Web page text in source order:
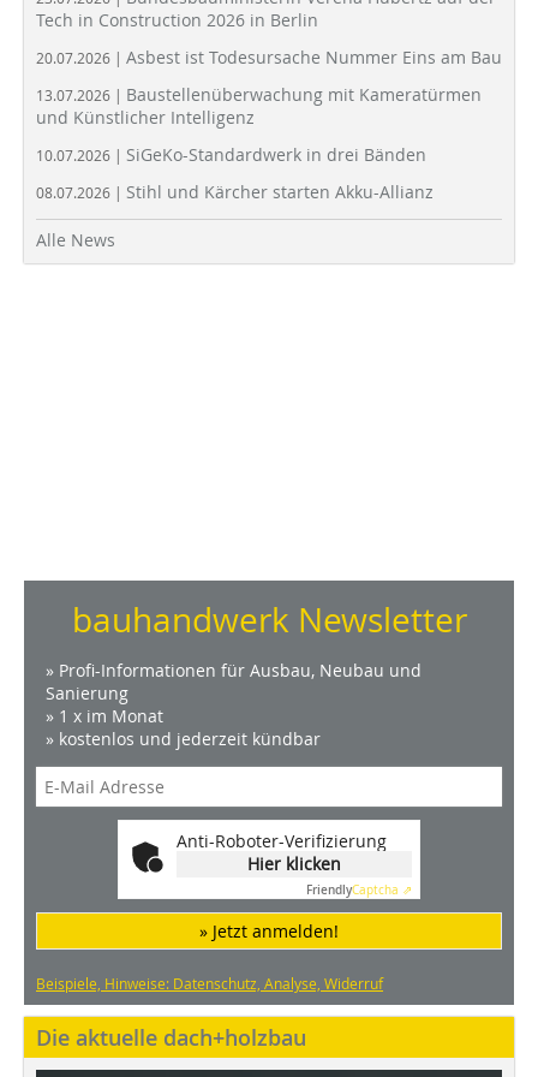
Tech in Construction 2026 in Berlin
20.07.2026 | Asbest ist Todesursache Nummer Eins am Bau
13.07.2026 | Baustellenüberwachung mit Kameratürmen
und Künstlicher Intelligenz
10.07.2026 | SiGeKo-Standardwerk in drei Bänden
08.07.2026 | Stihl und Kärcher starten Akku-Allianz
Alle News
bauhandwerk Newsletter
» Profi-Informationen für Ausbau, Neubau und
Sanierung
» 1 x im Monat
» kostenlos und jederzeit kündbar
Anti-Roboter-Verifizierung
Hier klicken
FriendlyCaptcha ⇗
» Jetzt anmelden!
Beispiele, Hinweise: Datenschutz, Analyse, Widerruf
Die aktuelle dach+holzbau